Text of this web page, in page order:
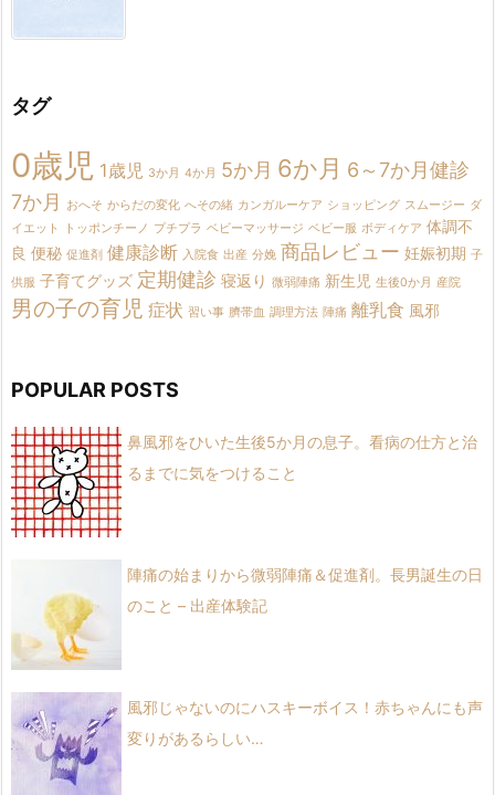
タグ
0歳児 1歳児 3か月 4か月 5か月 6か月 6～7か月健診
7か月
おへそ からだの変化 へその緒 カンガルーケア ショッピング スムージー ダ
イエット
トッポンチーノ プチプラ ベビーマッサージ ベビー服 ボディケア 体調不
良 便秘 促進剤 健康診断 入院食 出産 分娩 商品レビュー 妊娠初期 子
供服 子育てグッズ 定期健診 寝返り 微弱陣痛 新生児 生後0か月 産院
男の子の育児 症状 習い事 臍帯血 調理方法 陣痛 離乳食 風邪
POPULAR POSTS
鼻風邪をひいた生後5か月の息子。看病の仕方と治
るまでに気をつけること
陣痛の始まりから微弱陣痛＆促進剤。長男誕生の日
のこと – 出産体験記
風邪じゃないのにハスキーボイス！赤ちゃんにも声
変りがあるらしい…